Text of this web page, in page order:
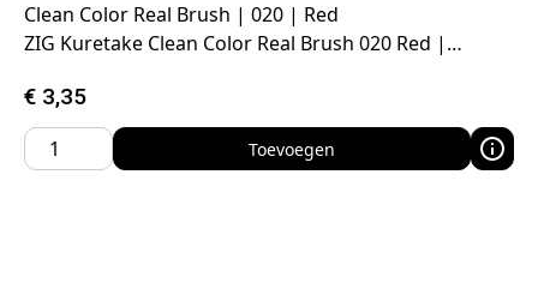
Clean Color Real Brush | 020 | Red
ZIG Kuretake Clean Color Real Brush 020 Red |…
€ 3,35
Toevoegen